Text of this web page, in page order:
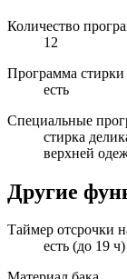
Количество
12
Программа стирки
есть
Специальные
стирка
верхней
Другие
Таймер отсрочки
есть (до 19 ч)